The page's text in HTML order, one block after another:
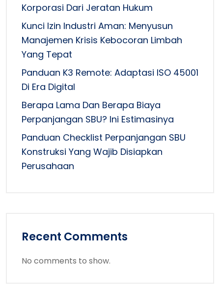
Korporasi Dari Jeratan Hukum
Kunci Izin Industri Aman: Menyusun
Manajemen Krisis Kebocoran Limbah
Yang Tepat
Panduan K3 Remote: Adaptasi ISO 45001
Di Era Digital
Berapa Lama Dan Berapa Biaya
Perpanjangan SBU? Ini Estimasinya
Panduan Checklist Perpanjangan SBU
Konstruksi Yang Wajib Disiapkan
Perusahaan
Recent Comments
No comments to show.